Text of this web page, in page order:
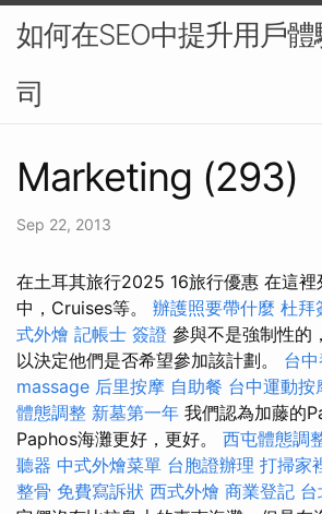
如何在SEO中提升用戶
司
Marketing (293)
Sep 22, 2013
在土耳其旅行2025 16旅行優惠 在這裡
中，Cruises等。 辦護照要帶什麼 杜拜
式外燴 記帳士 簽證 參與不是強制性的
以決定他們是否希望參加該計劃。 台
massage 后里按摩 自助餐 台中運動按
體態調整 新墓第一年 我們認為加藤的
Paphos海灘更好，更好。 西屯體態調
聽器 中式外燴菜單 台胞證辦理 打掃家
整骨 免費寫訴狀 西式外燴 商業登記